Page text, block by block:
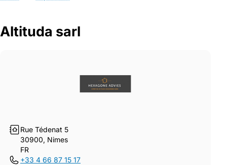
Altituda sarl
Rue Tédenat 5
30900, Nimes
FR
+33 4 66 87 15 17